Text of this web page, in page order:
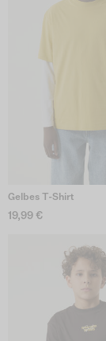
Gelbes T-Shirt
19,99 €